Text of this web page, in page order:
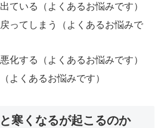
ている（よくあるお悩みです）
ってしまう（よくあるお悩みで
化する（よくあるお悩みです）
よくあるお悩みです）
寒くなるが起こるのか